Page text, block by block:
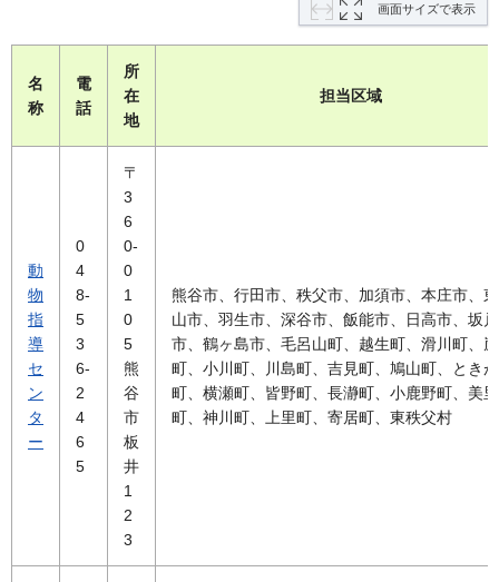
画面サイズで表示
名
称
電
話
所
在
地
担当区域
動
物
指
導
セ
ン
タ
ー
0
4
8-
5
3
6-
2
4
6
5
〒
3
6
0-
0
1
0
5
熊
谷
市
板
井
1
2
3
熊谷市、行田市、秩父市、加須市、本庄市、
山市、羽生市、深谷市、飯能市、日高市、坂戸
市、鶴ヶ島市、毛呂山町、越生町、滑川町、
町、小川町、川島町、吉見町、鳩山町、とき
町、横瀬町、皆野町、長瀞町、小鹿野町、美里
町、神川町、上里町、寄居町、東秩父村